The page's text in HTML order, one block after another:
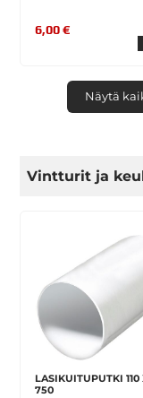
6,00 €
Näytä
Vintturit ja
LASIKUITUPUTKI 110
750